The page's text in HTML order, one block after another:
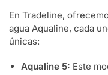
En Tradeline,
agua Aqualine, cada
únicas:
Aqualine 5: Este